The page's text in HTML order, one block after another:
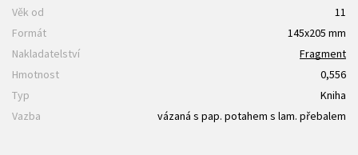
Věk od
11
Formát
145x205 mm
Nakladatelství
Fragment
Hmotnost
0,556
Typ
Kniha
Vazba
vázaná s pap. potahem s lam. přebalem